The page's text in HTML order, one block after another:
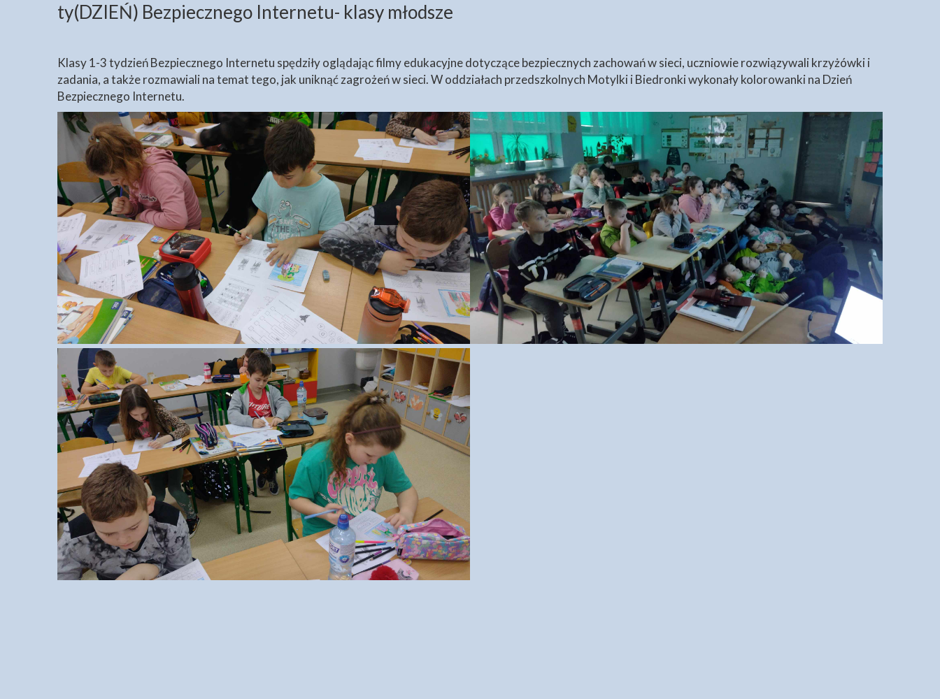
ty(DZIEŃ) Bezpiecznego Internetu- klasy młodsze
Klasy 1-3 tydzień Bezpiecznego Internetu spędziły oglądając filmy edukacyjne dotyczące bezpiecznych zachowań w sieci, uczniowie rozwiązywali krzyżówki i
zadania, a także rozmawiali na temat tego, jak uniknąć zagrożeń w sieci. W oddziałach przedszkolnych Motylki i Biedronki wykonały kolorowanki na Dzień
Bezpiecznego Internetu.